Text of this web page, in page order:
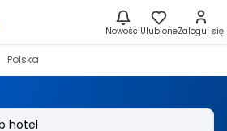
NowościUlubioneZaloguj się
Polska